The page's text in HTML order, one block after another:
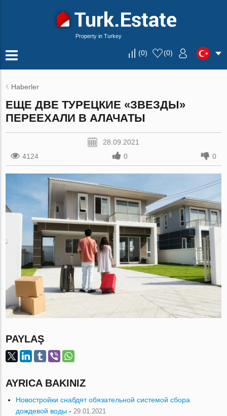
Property in Turkey
(0) (0)
Haberler
ЕЩЕ ДВЕ ТУРЕЦКИЕ «ЗВЕЗДЫ»
ПЕРЕЕХАЛИ В АЛАЧАТЫ
28.09.2021
4124
0 0
PAYLAŞ
AYRICA BAKINIZ
Новостройки снабдят обязательной системой сбора
дождевой воды - 29.01.2021